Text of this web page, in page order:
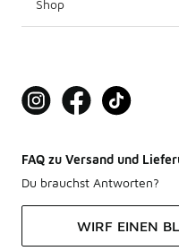
Shop
FAQ zu Versand und
Du brauchst Antworten?
WIRF EINEN